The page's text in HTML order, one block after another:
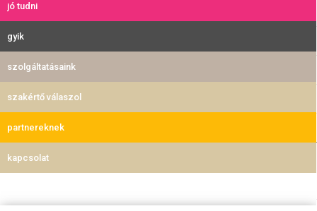
jó tudni
gyik
szolgáltatásaink
szakértő válaszol
partnereknek
kapcsolat